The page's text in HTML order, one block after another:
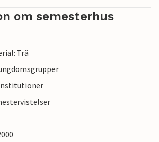
om semesterhus
Trä